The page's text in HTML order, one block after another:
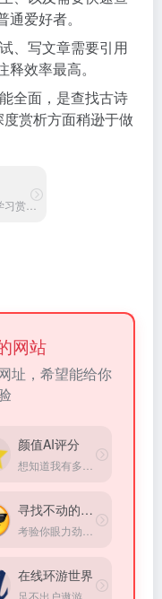
爱好者。
、写文章需要引用
效率最高。
全面，是查找古诗
度赏析方面稍逊于做
专业的古诗文学习赏析网站
网站
址，希望能给你
颜值AI评分
寻找不动的表情
在线环游世界